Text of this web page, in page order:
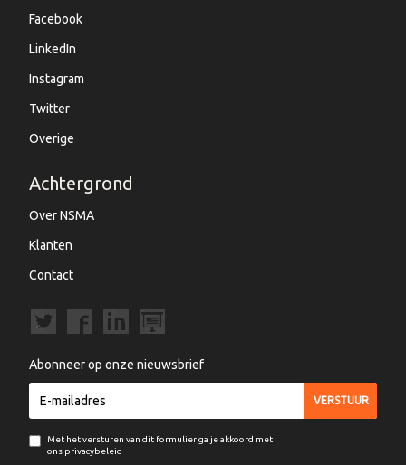
Facebook
LinkedIn
Instagram
Twitter
Overige
Achtergrond
Over NSMA
Klanten
Contact
Abonneer op onze nieuwsbrief
Met het versturen van dit formulier ga je akkoord met
ons privacybeleid